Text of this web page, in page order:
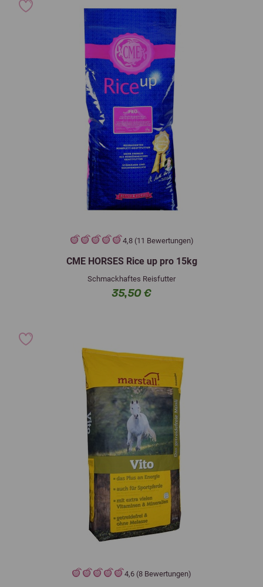
4,8 (11 Bewertungen)
CME HORSES Rice up pro 15kg
Schmackhaftes Reisfutter
35,50 €
4,6 (8 Bewertungen)